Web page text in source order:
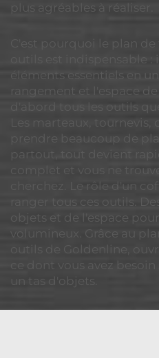
plus agréables à réaliser.
C'est pourquoi le plan de
outils est indispensable
éléments essentiels en
rangement et l'espace
d'abord tous les outils
Les marteaux, tournevis,
prendre beaucoup de
partout, tout devient
complet et vous ne
cherchez. Le rôle d'un
ranger tous ces outils.
objets et de l'espace
volumineux. Grâce au
outils de Goldenline,
ce dont vous avez
un tas d'objets.